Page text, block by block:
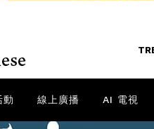
TRENDING
動 線上廣播 AI 電視